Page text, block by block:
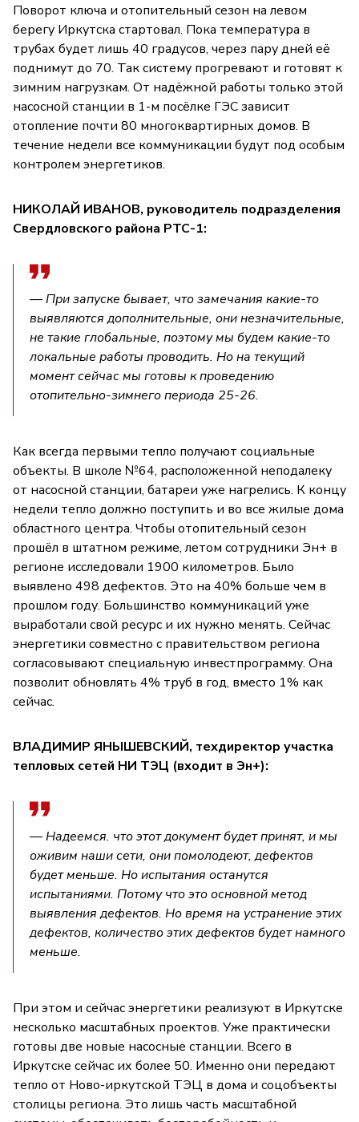
Поворот ключа и отопительный сезон на левом
берегу Иркутска стартовал. Пока температура в
трубах будет лишь 40 градусов, через пару дней её
поднимут до 70. Так систему прогревают и готовят к
зимним нагрузкам. От надёжной работы только этой
насосной станции в 1-м посёлке ГЭС зависит
отопление почти 80 многоквартирных домов. В
течение недели все коммуникации будут под особым
контролем энергетиков.
НИКОЛАЙ ИВАНОВ, руководитель подразделения
Свердловского района РТС-1:
— При запуске бывает, что замечания какие-то
выявляются дополнительные, они незначительные,
не такие глобальные, поэтому мы будем какие-то
локальные работы проводить. Но на текущий
момент сейчас мы готовы к проведению
отопительно-зимнего периода 25-26.
Как всегда первыми тепло получают социальные
объекты. В школе №64, расположенной неподалеку
от насосной станции, батареи уже нагрелись. К концу
недели тепло должно поступить и во все жилые дома
областного центра. Чтобы отопительный сезон
прошёл в штатном режиме, летом сотрудники Эн+ в
регионе исследовали 1900 километров. Было
выявлено 498 дефектов. Это на 40% больше чем в
прошлом году. Большинство коммуникаций уже
выработали свой ресурс и их нужно менять. Сейчас
энергетики совместно с правительством региона
согласовывают специальную инвестпрограмму. Она
позволит обновлять 4% труб в год, вместо 1% как
сейчас.
ВЛАДИМИР ЯНЫШЕВСКИЙ, техдиректор участка
тепловых сетей НИ ТЭЦ (входит в Эн+):
— Надеемся. что этот документ будет принят, и мы
оживим наши сети, они помолодеют, дефектов
будет меньше. Но испытания останутся
испытаниями. Потому что это основной метод
выявления дефектов. Но время на устранение этих
дефектов, количество этих дефектов будет намного
меньше.
При этом и сейчас энергетики реализуют в Иркутске
несколько масштабных проектов. Уже практически
готовы две новые насосные станции. Всего в
Иркутске сейчас их более 50. Именно они передают
тепло от Ново-иркутской ТЭЦ в дома и соцобъекты
столицы региона. Это лишь часть масштабной